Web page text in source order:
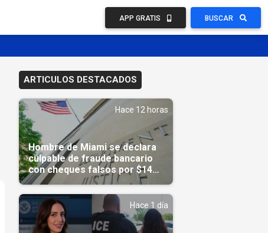
APP GRATIS BUSCAR
ARTICULOS DESTACADOS
Hace 12 horas
Hombre de Miami se declara
culpable de fraude bancario
con cheques falsos por $14
millones
Hace 1 día